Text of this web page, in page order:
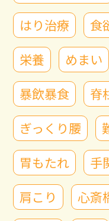
はり治療
食
栄養
めまい
暴飲暴食
脊
ぎっくり腰
胃もたれ
手
肩こり
心斎